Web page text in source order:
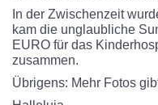
In der Zwischenzeit
kam die unglaubliche
EURO für das
zusammen.
Übrigens: Mehr Fotos